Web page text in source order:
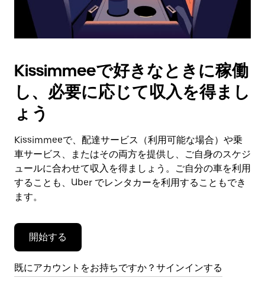
す。
ン
で
カ
ン
ー
を
閉
じ
ま
す。
Kissimmeeで好きなときに稼働
し、必要に応じて収入を得まし
ょう
Kissimmeeで、配達サービス（利用可能な場合）や乗
車サービス、またはその両方を提供し、ご自身のスケジ
ュールに合わせて収入を得ましょう。ご自分の車を利用
することも、Uber でレンタカーを利用することもでき
ます。
開始する
既にアカウントをお持ちですか？サインインする